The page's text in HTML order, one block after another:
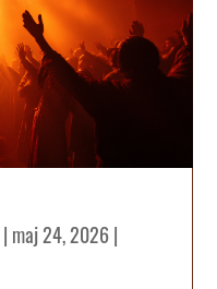
| maj 24, 2026|